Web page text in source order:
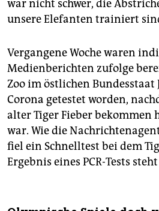
war nicht schwer, die
unsere Elefanten trainiert
Vergangene Woche waren
Medienberichten zufolge
Zoo im östlichen
Corona getestet worden,
alter Tiger Fieber bekommen
war. Wie die
fiel ein Schnelltest bei dem
Ergebnis eines PCR-Tests